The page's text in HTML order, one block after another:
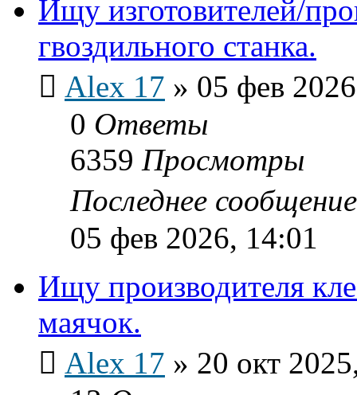
Ищу изготовителей/
гвоздильного станка.
Alex 17 » 05 фев
0 Ответы
6359 Просмотры
Последнее
05 фев 2026, 14:01
Ищу производителя
маячок.
Alex 17 » 20 окт